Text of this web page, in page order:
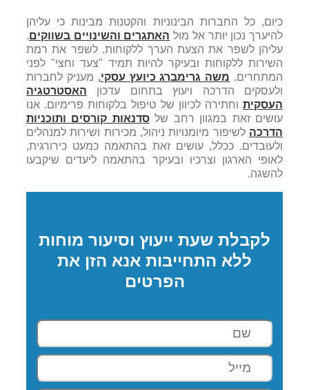
כיום, כל החברות הבינוניות והקטנות מבינות כי עליהן
להיערך נכון יותר אל מול האתגרים והשינויים בשווקים.
עליהן לשפר את הצעת הערך ללקוחות. לשפר את רמת
השירות ללקוחות ובעיקר להיות תמיד "צעד וחצי" לפני
המתחרים. משה גרימברג כיועץ עסקי, מעניק לחברות
ולעסקים הדרכה ויעוץ בתחום עדכון האסטרטגיה
העסקית וחתירה לכיוון של טיפול בלקוחות פרימיום. אנו
עושים זאת במגוון רחב שלסדנאות קורסים ותוכניות
הדרכה לשיפור מיומנויות ניהול, מכירות ושירות למנהלים
ולעובדים. ככלל, עושים זאת בהתאמה כמעט כירורגית,
לאופי הארגון וצרכיו ובעיקר בהתאמה ליעדים שיקבעו
להשגה.
לקבלת שעת ייעוץ וסיעור מוחות
ללא התחייבות אנא הזן את
הפרטים